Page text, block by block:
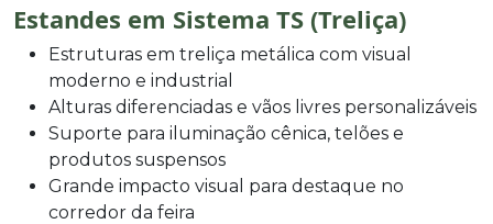
Estandes em Sistema TS (Treliça)
Estruturas em treliça metálica com visual
moderno e industrial
Alturas diferenciadas e vãos livres personalizáveis
Suporte para iluminação cênica, telões e
produtos suspensos
Grande impacto visual para destaque no
corredor da feira